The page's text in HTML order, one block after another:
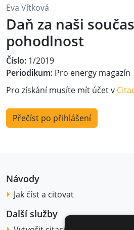
Eva Vítková
Daň za naši
pohodlnost
Číslo: 1/2019
Periodikum: Pro energy magazín
Pro získání musíte mít účet v
Přečíst po přihlášení
Návody
Jak číst a citovat
Další služby